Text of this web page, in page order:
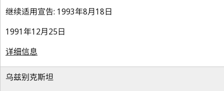
继续适用宣告: 1993年8月18日
1991年12月25日
详细信息
乌兹别克斯坦